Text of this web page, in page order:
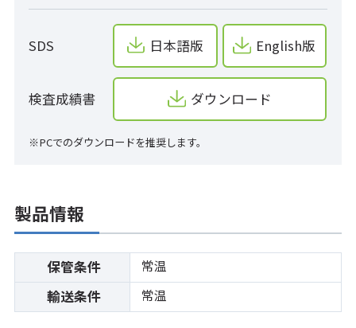
SDS 日本語版 English版
検査成績書 ダウンロード
※PCでのダウンロードを推奨します。
製品情報
保管条件 常温
輸送条件 常温